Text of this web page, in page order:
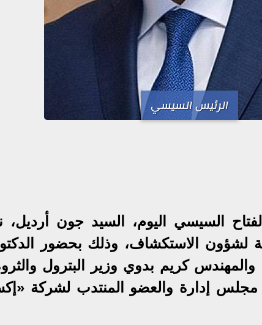
الرئيس السيسي
السيسي اليوم، السيد جون
لشؤون الاستكشاف، وذلك بحضور
كريم بدوي وزير البترول
إدارة والعضو المنتدب لشركة